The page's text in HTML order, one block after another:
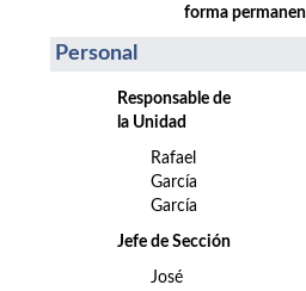
forma
Personal
Responsable de
la Unidad
Rafael
García
García
Jefe de Sección
José